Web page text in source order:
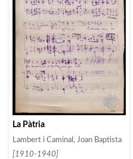
La Pàtria
Lambert i Caminal, Joan Baptista
[1910-1940]